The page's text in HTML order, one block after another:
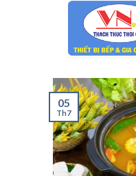
05
Th7